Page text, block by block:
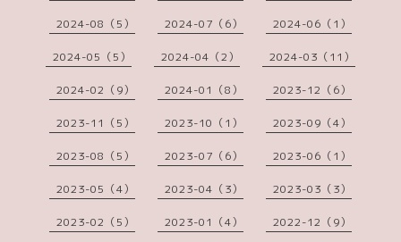
2024-08（5） 2024-07（6） 2024-06（1）
2024-05（5） 2024-04（2） 2024-03（11）
2024-02（9） 2024-01（8） 2023-12（6）
2023-11（5） 2023-10（1） 2023-09（4）
2023-08（5） 2023-07（6） 2023-06（1）
2023-05（4） 2023-04（3） 2023-03（3）
2023-02（5） 2023-01（4） 2022-12（9）